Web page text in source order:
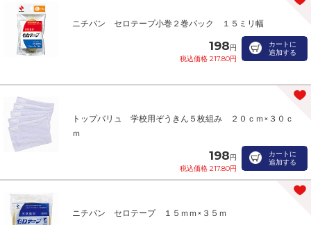
ニチバン セロテープ小巻２巻パック １５ミリ幅
198円
税込価格 217.80円
カートに
追加する
トップバリュ 学校用ぞうきん５枚組み ２０ｃｍ×３０ｃ
ｍ
198円
税込価格 217.80円
カートに
追加する
ニチバン セロテープ １５ｍｍ×３５ｍ